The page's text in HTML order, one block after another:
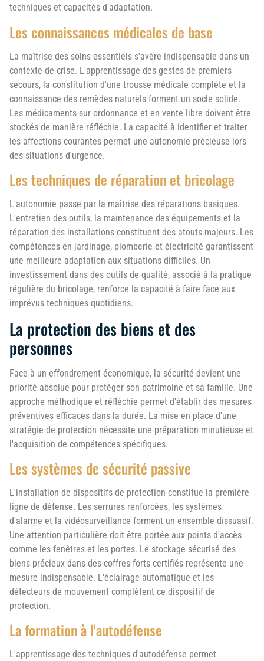
techniques et capacités d'adaptation.
Les connaissances médicales de base
La maîtrise des soins essentiels s'avère indispensable dans un
contexte de crise. L'apprentissage des gestes de premiers
secours, la constitution d'une trousse médicale complète et la
connaissance des remèdes naturels forment un socle solide.
Les médicaments sur ordonnance et en vente libre doivent être
stockés de manière réfléchie. La capacité à identifier et traiter
les affections courantes permet une autonomie précieuse lors
des situations d'urgence.
Les techniques de réparation et bricolage
L'autonomie passe par la maîtrise des réparations basiques.
L'entretien des outils, la maintenance des équipements et la
réparation des installations constituent des atouts majeurs. Les
compétences en jardinage, plomberie et électricité garantissent
une meilleure adaptation aux situations difficiles. Un
investissement dans des outils de qualité, associé à la pratique
régulière du bricolage, renforce la capacité à faire face aux
imprévus techniques quotidiens.
La protection des biens et des
personnes
Face à un effondrement économique, la sécurité devient une
priorité absolue pour protéger son patrimoine et sa famille. Une
approche méthodique et réfléchie permet d'établir des mesures
préventives efficaces dans la durée. La mise en place d'une
stratégie de protection nécessite une préparation minutieuse et
l'acquisition de compétences spécifiques.
Les systèmes de sécurité passive
L'installation de dispositifs de protection constitue la première
ligne de défense. Les serrures renforcées, les systèmes
d'alarme et la vidéosurveillance forment un ensemble dissuasif.
Une attention particulière doit être portée aux points d'accès
comme les fenêtres et les portes. Le stockage sécurisé des
biens précieux dans des coffres-forts certifiés représente une
mesure indispensable. L'éclairage automatique et les
détecteurs de mouvement complètent ce dispositif de
protection.
La formation à l'autodéfense
L'apprentissage des techniques d'autodéfense permet